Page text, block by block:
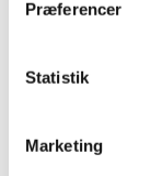
Præferencer
Statistik
Marketing